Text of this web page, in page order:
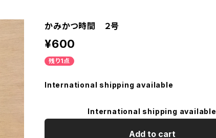
かみかつ時間 ２号
¥600
残り1点
International shipping available
International shipping available
Add to cart